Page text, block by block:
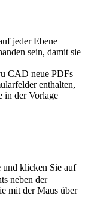
jeder Ebene
sein, damit sie
CAD neue PDFs
enthalten,
in der Vorlage
und klicken Sie auf
neben der
mit der Maus über